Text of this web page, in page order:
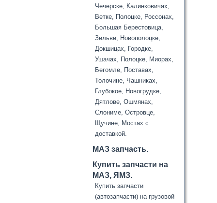
Чечерске, Калинковичах,
Ветке, Полоцке, Россонах,
Большая Берестовица,
Зельве, Новополоцке,
Докшицах, Городке,
Ушачах, Полоцке, Миорах,
Бегомле, Поставах,
Толочине, Чашниках,
Глубокое, Новогрудке,
Дятлове, Ошмянах,
Слониме, Островце,
Щучине, Мостах с
доставкой.
МАЗ запчасть.
Купить запчасти на
МАЗ, ЯМЗ.
Купить запчасти
(автозапчасти) на грузовой